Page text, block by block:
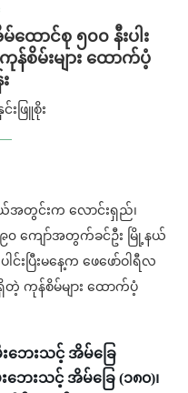
ောင်စု ၅၀၀ နီးပါး
စိမ်းများ ထောက်ပံ့
င်းဖြူစိုး
ယ်အတွင်းက လောင်းရှည်၊
ကျော်အတွက်ခင်ဦး မြို့နယ်
းပြီးမနေ့က ဖေဖော်ဝါရီလ
တဲ့ ကုန်စိမ်များ ထောက်ပံ့
းဘေးသင့် အိမ်ခြေ
ဘေးသင့် အိမ်ခြေ (၁၈၀)၊